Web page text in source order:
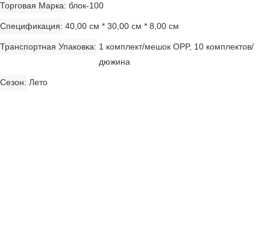
Торговая Марка блок-100
Спецификация 40,00 см * 30,00 см * 8,00 см
Транспортная Упаковка 1 комплект/мешок OPP, 10 комплектов/
дюжина
Сезон Лето